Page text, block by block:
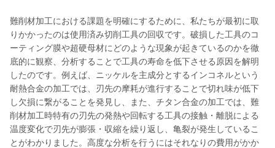
難削材加工における課題を明確にするために、私たちが最初に取
りかかったのは使用済み切削工具の回収です。破損した工具のコ
ーティング膜や超硬母材にどのような現象が起きているのかを徹
底的に観察、分析することで工具の寿命を低下させる原因を解明
したのです。例えば、ニッケルを主成分とするインコネルという
耐熱合金の加工では、刃先の摩耗が進行することで切れ味が低下
し欠損に繋がることを発見し、また、チタン合金の加工では、難
削材加工時特有の刃先の発熱や回転する工具の接触・離脱による
温度変化で刃先が膨張・収縮を繰り返し、亀裂が発生しているこ
とがわかりました。高度な分析を行うにはそれなりの費用がかか